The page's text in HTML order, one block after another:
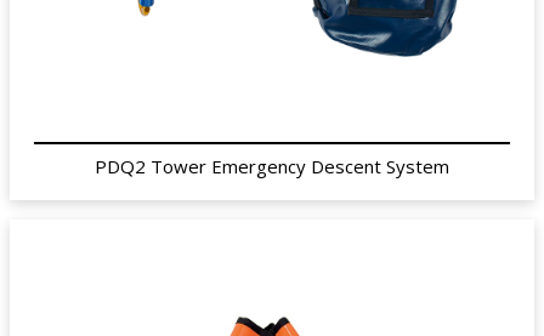
PDQ2 Tower Emergency Descent System